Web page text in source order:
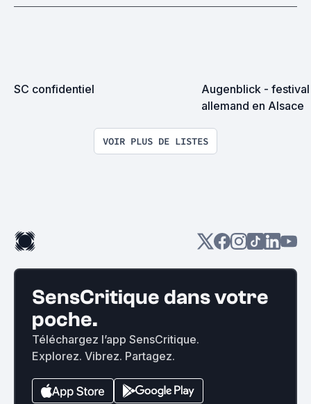
SC confidentiel
Augenblick -
allemand en Alsace
VOIR PLUS DE LISTES
SensCritique dans votre
poche.
Téléchargez l’app SensCritique.
Explorez. Vibrez. Partagez.